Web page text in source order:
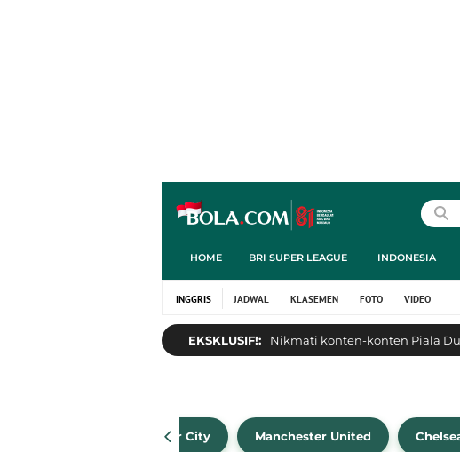
HOME BRI SUPER LEAGUE INDONESIA
INGGRIS JADWAL KLASEMEN FOTO VIDEO
EKSKLUSIF!: Nikmati konten-konten Piala
Manchester City Manchester United